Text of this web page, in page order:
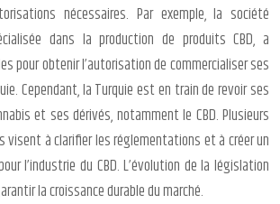
nécessaires. Par exemple, la société
dans la production de produits CBD, a
pour obtenir l’autorisation de commercialiser ses
Cependant, la Turquie est en train de revoir ses
et ses dérivés, notamment le CBD. Plusieurs
à clarifier les réglementations et à créer un
l’industrie du CBD. L’évolution de la législation
la croissance durable du marché.